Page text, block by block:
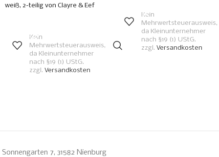
weiß, 2-teilig von Clayre & Eef
Kein
Mehrwertsteuerausweis,
da Kleinunternehmer
nach §19 (1) UStG.
zzgl. Versandkosten
Kein
Mehrwertsteuerausweis,
da Kleinunternehmer
nach §19 (1) UStG.
zzgl. Versandkosten
Sonnengarten 7, 31582 Nienburg